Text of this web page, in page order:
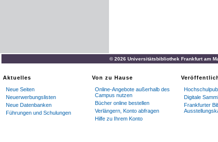
© 2026 Universitätsbibliothek Frankfurt am
Aktuelles
Neue Seiten
Neuerwerbungslisten
Neue Datenbanken
Führungen und Schulungen
Von zu Hause
Online-Angebote außerhalb des
Campus nutzen
Bücher online bestellen
Verlängern, Konto abfragen
Hilfe zu Ihrem Konto
Digitale
Frankfurter